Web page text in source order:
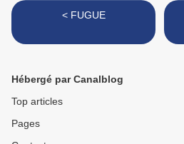
< FUGUE
Hébergé par Canalblog
Top articles
Pages